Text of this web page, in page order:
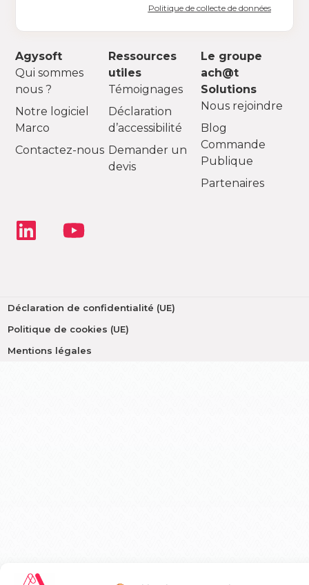
Agysoft
Qui sommes
nous ?
Notre logiciel
Marco
Contactez-nous
Ressources
utiles
Témoignages
Déclaration
d’accessibilité
Demander un
devis
Le groupe
ach@t
Solutions
Nous rejoindre
Blog
Commande
Publique
Partenaires
Politique de collecte de données
Déclaration de confidentialité (UE)
Politique de cookies (UE)
Mentions légales